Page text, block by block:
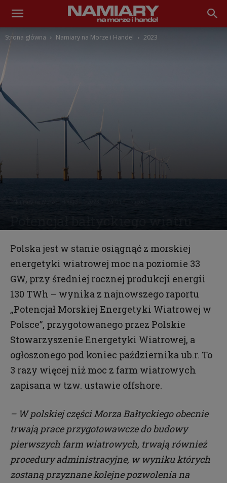
Namiary
na
Morze
Handel
Strona główna Namiary na Morze i Handel 2023
Potencjał bałtyckiego wiatru
Polska jest w stanie osiągnąć z morskiej
energetyki wiatrowej moc na poziomie 33
GW, przy średniej rocznej produkcji energii
130 TWh – wynika z najnowszego raportu
„Potencjał Morskiej Energetyki Wiatrowej w
Polsce”, przygotowanego przez Polskie
Stowarzyszenie Energetyki Wiatrowej, a
ogłoszonego pod koniec października ub.r. To
3 razy więcej niż moc z farm wiatrowych
zapisana w tzw. ustawie offshore.
– W polskiej części Morza Bałtyckiego obecnie
trwają prace przygotowawcze do budowy
pierwszych farm wiatrowych, trwają również
procedury administracyjne, w wyniku których
zostaną przyznane kolejne pozwolenia na